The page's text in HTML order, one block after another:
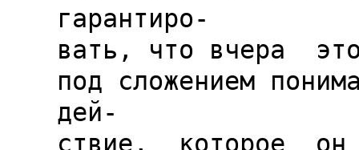
гарантиро-
вать, что вчера
под сложением
дей-
ствие,  которое  он